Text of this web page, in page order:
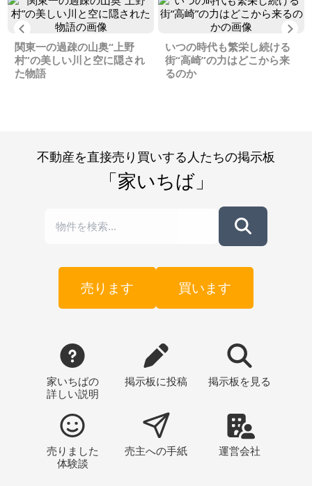
Previous
関東一の過疎の山奥“上野
村”の美しい川と空に隠され
た物語
いつの時代も繁栄し続ける
街“高崎”の力はどこから来
るのか
不動産を直接売り買いする人たちの掲示板
「家いちば」
売ります 買います
家いちばの
詳しい説明
掲示板に投稿 掲示板 を見る
売りました
体験談
売主への手紙 運営会社